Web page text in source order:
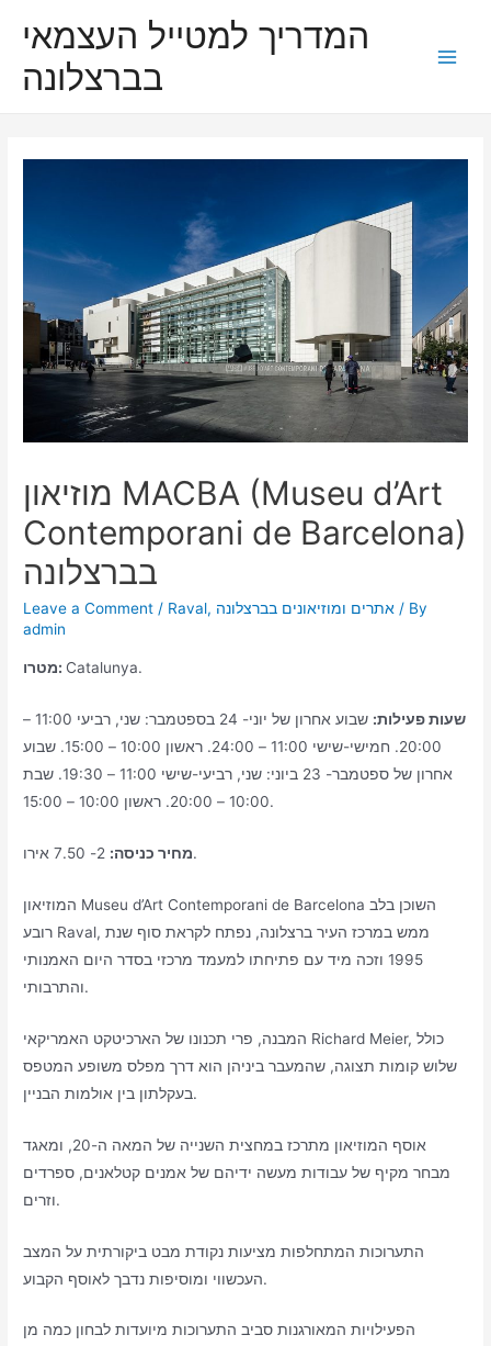
content
המדריך למטייל העצמאי
בברצלונה
מוזיאון MACBA (Museu d’Art
Contemporani de Barcelona)
בברצלונה
Leave a Comment / Raval, אתרים ומוזיאונים בברצלונה / By
admin
מטרו: Catalunya.
שעות פעילות:
שבוע אחרון של יוני- 24 בספטמבר: שני, רביעי 11:00 –
20:00. חמישי-שישי 11:00 – 24:00. ראשון 10:00 – 15:00. שבוע
אחרון של ספטמבר- 23 ביוני: שני, רביעי-שישי 11:00 – 19:30. שבת
10:00 – 20:00. ראשון 10:00 – 15:00.
מחיר כניסה:2- 7.50 אירו.
המוזיאון Museu d’Art Contemporani de Barcelona השוכן בלב
רובע Raval, ממש במרכז העיר ברצלונה, נפתח לקראת סוף שנת
1995 וזכה מיד עם פתיחתו למעמד מרכזי בסדר היום האמנותי
והתרבותי.
המבנה, פרי תכנונו של הארכיטקט האמריקאי Richard Meier, כולל
שלוש קומות תצוגה, שהמעבר ביניהן הוא דרך מפלס משופע המטפס
בעקלתון בין אולמות הבניין.
אוסף המוזיאון מתרכז במחצית השנייה של המאה ה-20, ומאגד
מבחר מקיף של עבודות מעשה ידיהם של אמנים קטלאנים, ספרדים
וזרים.
התערוכות המתחלפות מציעות נקודת מבט ביקורתית על המצב
העכשווי ומוסיפות נדבך לאוסף הקבוע.
הפעילויות המאורגנות סביב התערוכות מיועדות לבחון כמה מן